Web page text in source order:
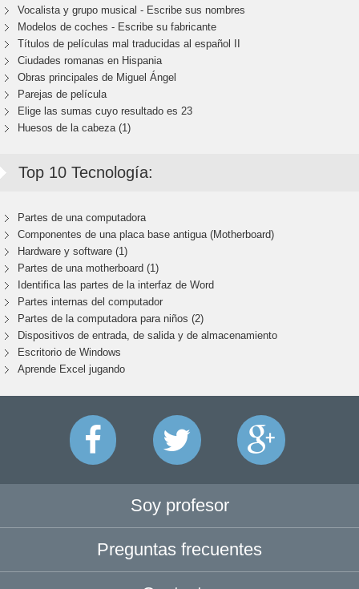
Vocalista y grupo musical - Escribe sus nombres
Modelos de coches - Escribe su fabricante
Títulos de películas mal traducidas al español II
Ciudades romanas en Hispania
Obras principales de Miguel Ángel
Parejas de película
Elige las sumas cuyo resultado es 23
Huesos de la cabeza (1)
Top 10 Tecnología:
Partes de una computadora
Componentes de una placa base antigua (Motherboard)
Hardware y software (1)
Partes de una motherboard (1)
Identifica las partes de la interfaz de Word
Partes internas del computador
Partes de la computadora para niños (2)
Dispositivos de entrada, de salida y de almacenamiento
Escritorio de Windows
Aprende Excel jugando
Soy profesor
Preguntas frecuentes